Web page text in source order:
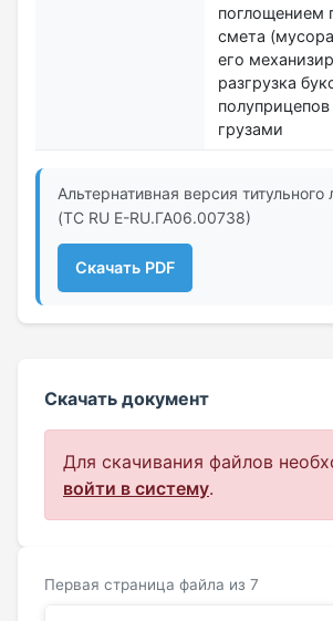
поглощением
смета
его
разгрузка
грузами
Альтернативная версия
(ТС RU Е-RU.ГА06.00738)
Скачать PDF
Скачать документ
Для скачивания файлов
войти в систему.
Первая страница файла из 7